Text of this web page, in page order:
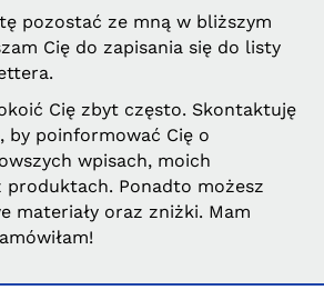
pozostać ze mną w bliższym
Cię do zapisania się do listy
Cię zbyt często. Skontaktuję
by poinformować Cię o
wpisach, moich
produktach. Ponadto możesz
materiały oraz zniżki. Mam